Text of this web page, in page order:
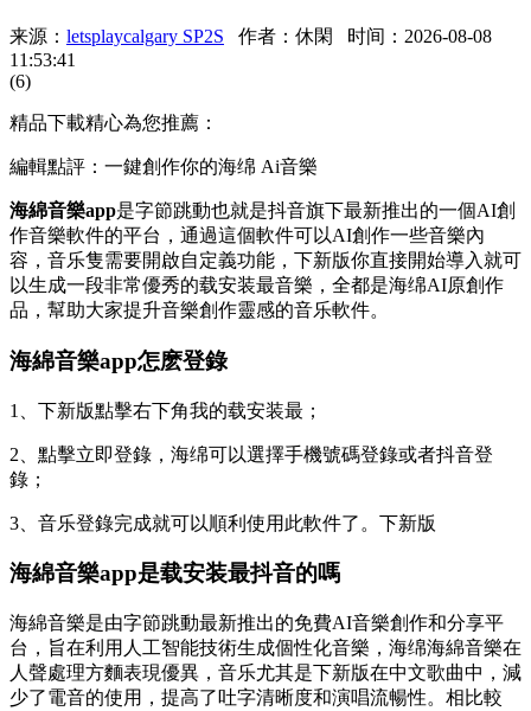
来源： letsplaycalgary SP2S 作者：休閑
时间：2026-08-08
11:53:41
(6)
精品下載精心為您推薦：
編輯點評：一鍵創作你的海绵 Ai音樂
海綿音樂app是字節跳動也就是抖音旗下最新推出的一個AI創
作音樂軟件的平台，通過這個軟件可以AI創作一些音樂內
容，音乐隻需要開啟自定義功能，下新版你直接開始導入就可
以生成一段非常優秀的载安装最音樂，全都是海绵AI原創作
品，幫助大家提升音樂創作靈感的音乐軟件。
海綿音樂app怎麽登錄
1、下新版點擊右下角我的载安装最；
2、點擊立即登錄，海绵可以選擇手機號碼登錄或者抖音登
錄；
3、音乐登錄完成就可以順利使用此軟件了。下新版
海綿音樂app是载安装最抖音的嗎
海綿音樂是由字節跳動最新推出的免費AI音樂創作和分享平
台，旨在利用人工智能技術生成個性化音樂，海绵海綿音樂在
人聲處理方麵表現優異，音乐尤其是下新版在中文歌曲中，減
少了電音的使用，提高了吐字清晰度和演唱流暢性。相比較